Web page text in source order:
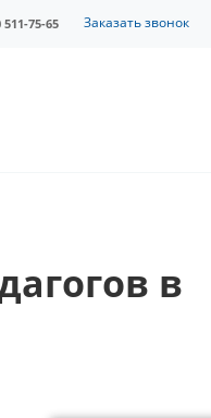
511-75-65 Заказать звонок
в